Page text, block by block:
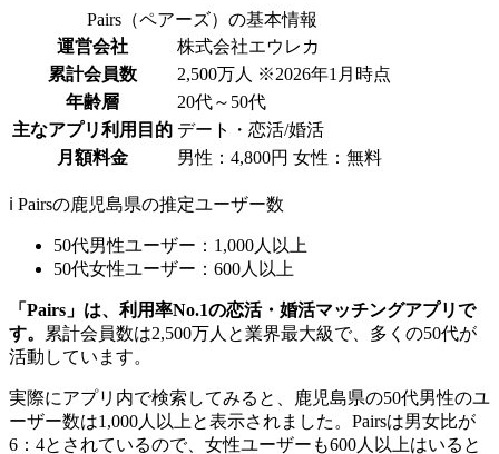
Pairs（ペアーズ）の基本情報
運営会社
株式会社エウレカ
累計会員数
2,500万人 ※2026年1月時点
年齢層
20代～50代
主なアプリ利用目的 デート・恋活/婚活
月額料金
男性：4,800円 女性：無料
ℹ️ Pairsの鹿児島県の推定ユーザー数
50代男性ユーザー：1,000人以上
50代女性ユーザー：600人以上
「Pairs」は、利用率No.1の恋活・婚活マッチングアプリで
す。
累計会員数は2,500万人と業界最大級で、多くの50代が
活動しています。
実際にアプリ内で検索してみると、鹿児島県の50代男性のユ
ーザー数は1,000人以上と表示されました。Pairsは男女比が
6：4とされているので、女性ユーザーも600人以上はいると